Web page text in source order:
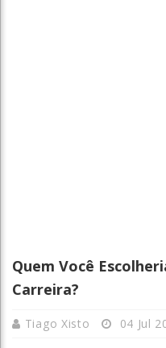
Quem Você
Carreira?
Tiago Xisto 04 Jul